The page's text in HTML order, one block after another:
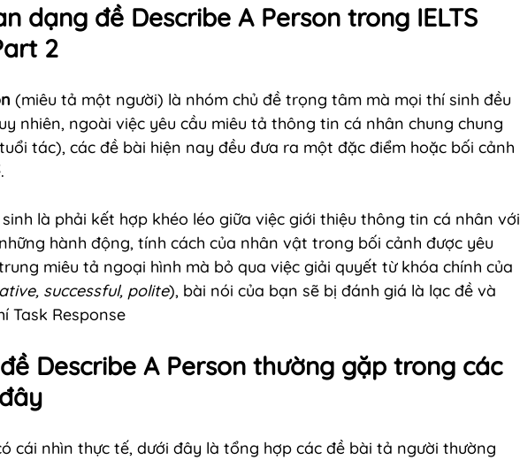
dạng đề Describe A Person trong IELTS
2
(miêu tả một người) là nhóm chủ đề trọng tâm mà mọi thí sinh đều
nhiên, ngoài việc yêu cầu miêu tả thông tin cá nhân chung chung
tác), các đề bài hiện nay đều đưa ra một đặc điểm hoặc bối cảnh
là phải kết hợp khéo léo giữa việc giới thiệu thông tin cá nhân với
hành động, tính cách của nhân vật trong bối cảnh được yêu
miêu tả ngoại hình mà bỏ qua việc giải quyết từ khóa chính của
successful, polite), bài nói của bạn sẽ bị đánh giá là lạc đề và
Task Response
Describe A Person thường gặp trong các
cái nhìn thực tế, dưới đây là tổng hợp các đề bài tả người thường